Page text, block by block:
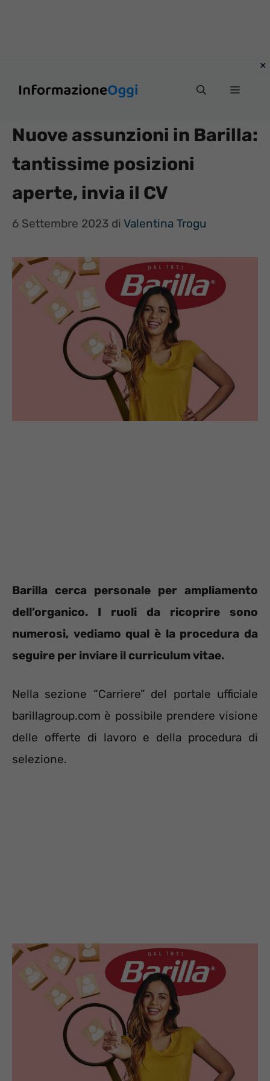
Menu
Nuove assunzioni in Barilla:
tantissime posizioni
aperte, invia il CV
6 Settembre 2023 di Valentina Trogu
Barilla cerca personale per ampliamento
dell’organico. I ruoli da ricoprire sono
numerosi, vediamo qual è la procedura da
seguire per inviare il curriculum vitae.
Nella sezione “Carriere” del portale ufficiale
barillagroup.com è possibile prendere visione
delle offerte di lavoro e della procedura di
selezione.